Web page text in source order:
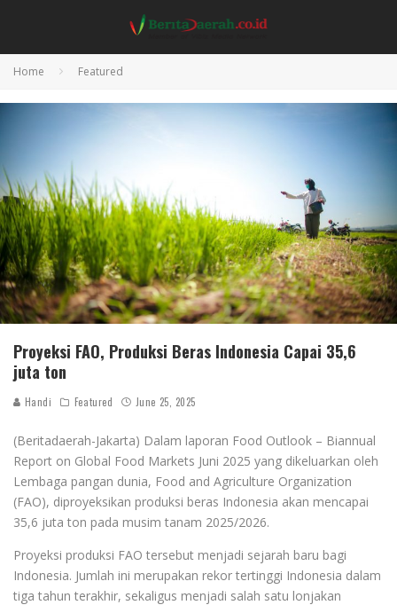
Home Featured
Proyeksi FAO, Produksi Beras Indonesia Capai 35,6
juta ton
Handi Featured June 25, 2025
(Beritadaerah-Jakarta) Dalam laporan Food Outlook – Biannual
Report on Global Food Markets Juni 2025 yang dikeluarkan oleh
Lembaga pangan dunia, Food and Agriculture Organization
(FAO), diproyeksikan produksi beras Indonesia akan mencapai
35,6 juta ton pada musim tanam 2025/2026.
Proyeksi produksi FAO tersebut menjadi sejarah baru bagi
Indonesia. Jumlah ini merupakan rekor tertinggi Indonesia dalam
tiga tahun terakhir, sekaligus menjadi salah satu lonjakan